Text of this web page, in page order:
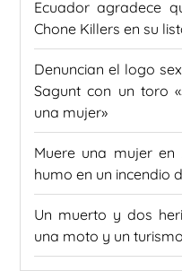
Ecuador agradece
Chone Killers en su
Denuncian el logo
Sagunt con un toro
una mujer»
Muere una mujer
humo en un incendio
Un muerto y dos
una moto y un